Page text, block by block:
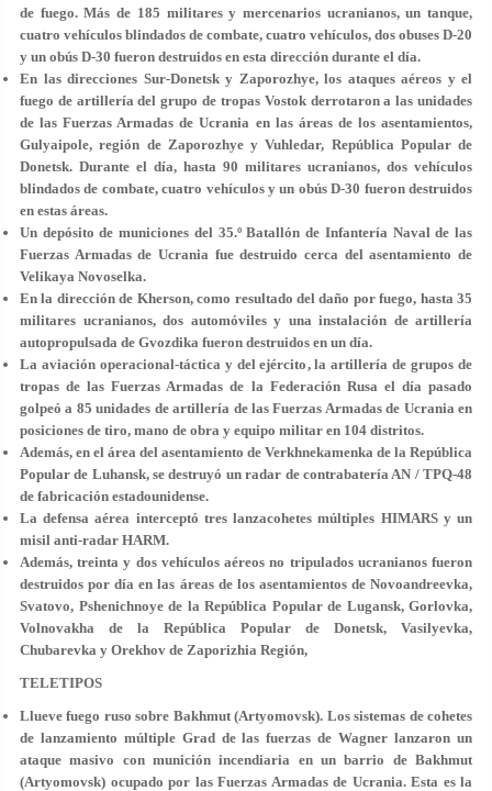
de fuego. Más de 185 militares y mercenarios ucranianos, un tanque,
cuatro vehículos blindados de combate, cuatro vehículos, dos obuses D-20
y un obús D-30 fueron destruidos en esta dirección durante el día.
En las direcciones Sur-Donetsk y Zaporozhye, los ataques aéreos y el
fuego de artillería del grupo de tropas Vostok derrotaron a las unidades
de las Fuerzas Armadas de Ucrania en las áreas de los asentamientos,
Gulyaipole, región de Zaporozhye y Vuhledar, República Popular de
Donetsk. Durante el día, hasta 90 militares ucranianos, dos vehículos
blindados de combate, cuatro vehículos y un obús D-30 fueron destruidos
en estas áreas.
Un depósito de municiones del 35.º Batallón de Infantería Naval de las
Fuerzas Armadas de Ucrania fue destruido cerca del asentamiento de
Velikaya Novoselka.
En la dirección de Kherson, como resultado del daño por fuego, hasta 35
militares ucranianos, dos automóviles y una instalación de artillería
autopropulsada de Gvozdika fueron destruidos en un día.
La aviación operacional-táctica y del ejército, la artillería de grupos de
tropas de las Fuerzas Armadas de la Federación Rusa el día pasado
golpeó a 85 unidades de artillería de las Fuerzas Armadas de Ucrania en
posiciones de tiro, mano de obra y equipo militar en 104 distritos.
Además, en el área del asentamiento de Verkhnekamenka de la República
Popular de Luhansk, se destruyó un radar de contrabatería AN / TPQ-48
de fabricación estadounidense.
La defensa aérea interceptó tres lanzacohetes múltiples HIMARS y un
misil anti-radar HARM.
Además, treinta y dos vehículos aéreos no tripulados ucranianos fueron
destruidos por día en las áreas de los asentamientos de Novoandreevka,
Svatovo, Pshenichnoye de la República Popular de Lugansk, Gorlovka,
Volnovakha de la República Popular de Donetsk, Vasilyevka,
Chubarevka y Orekhov de Zaporizhia Región,
TELETIPOS
Llueve fuego ruso sobre Bakhmut (Artyomovsk). Los sistemas de cohetes
de lanzamiento múltiple Grad de las fuerzas de Wagner lanzaron un
ataque masivo con munición incendiaria en un barrio de Bakhmut
(Artyomovsk) ocupado por las Fuerzas Armadas de Ucrania. Esta es la